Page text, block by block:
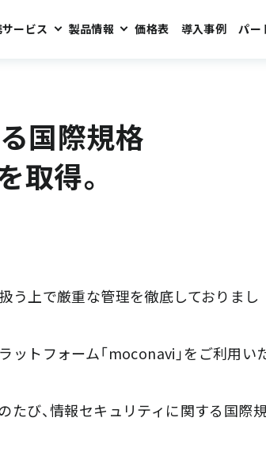
ービス 製品情報 価格表 導入事例 パー
国際規格
取得。
う上で厳重な管理を徹底しておりまし
ットフォーム「moconavi」をご利用い
たび、情報セキュリティに関する国際